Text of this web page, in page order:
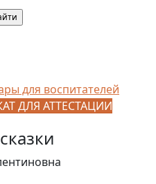
для воспитателей
ДЛЯ АТТЕСТАЦИИ